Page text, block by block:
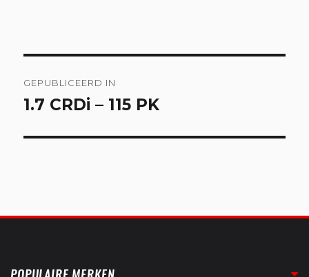
navigatie
GEPUBLICEERD IN
1.7 CRDi – 115 PK